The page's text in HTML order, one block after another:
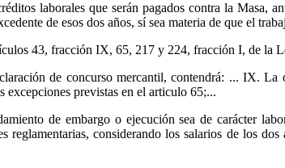
laborales que serán pagados contra la Masa,
de esos dos años, sí sea materia de que el
43, fracción IX, 65, 217 y 224, fracción I, de la
de concurso mercantil, contendrá: ... IX.
excepciones previstas en el articulo 65;...
de embargo o ejecución sea de carácter
reglamentarias, considerando los salarios de los